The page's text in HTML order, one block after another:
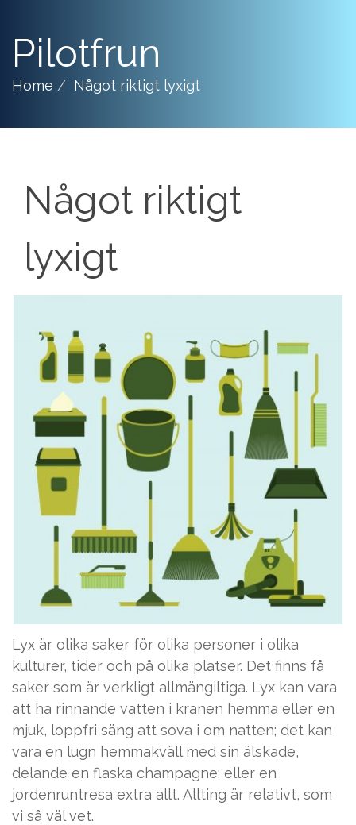
Pilotfrun
Home Något riktigt lyxigt
Något riktigt
lyxigt
Lyx är olika saker för olika personer i olika
kulturer, tider och på olika platser. Det finns få
saker som är verkligt allmängiltiga. Lyx kan vara
att ha rinnande vatten i kranen hemma eller en
mjuk, loppfri säng att sova i om natten; det kan
vara en lugn hemmakväll med sin älskade,
delande en flaska champagne; eller en
jordenruntresa extra allt. Allting är relativt, som
vi så väl vet.